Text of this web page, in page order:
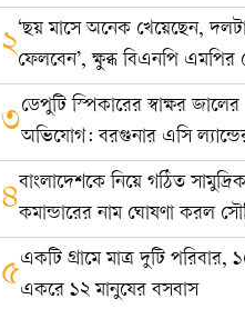
২‘ছয় মাসে অনেক খেয়েছেন,
ফেলবেন’, ক্ষুব্ধ বিএনপি এমপির
৩ডেপুটি স্পিকারের স্বাক্ষর জালের
অভিযোগ: বরগুনার এসি
মামলা
৪বাংলাদেশকে নিয়ে গঠিত
কমান্ডারের নাম ঘোষণা করল
৫একটি গ্রামে মাত্র দুটি পরিবার,
একরে ১২ মানুষের বসবাস